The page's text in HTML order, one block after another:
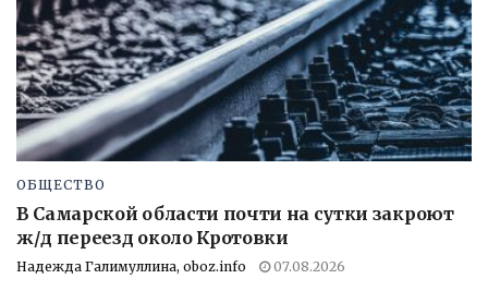
ОБЩЕСТВО
В Самарской области почти на сутки закроют
ж/д переезд около Кротовки
Надежда Галимуллина, oboz.info 07.08.2026